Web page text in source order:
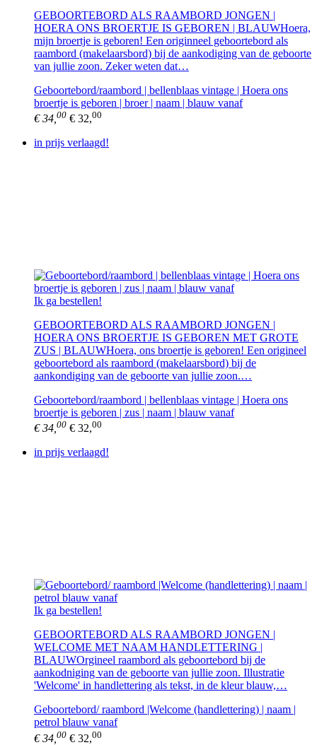
GEBOORTEBORD ALS RAAMBORD JONGEN |
HOERA ONS BROERTJE IS GEBOREN | BLAUWHoera,
mijn broertje is geboren! Een originneel geboortebord als
raambord (makelaarsbord) bij de aankodiging van de geboorte
van jullie zoon. Zeker weten dat…
Geboortebord/raambord | bellenblaas vintage | Hoera ons
broertje is geboren | broer | naam | blauw vanaf
€ 34, 00 € 32,00
in prijs verlaagd!
Ik ga bestellen!
GEBOORTEBORD ALS RAAMBORD JONGEN |
HOERA ONS BROERTJE IS GEBOREN MET GROTE
ZUS | BLAUWHoera, ons broertje is geboren! Een origineel
geboortebord als raambord (makelaarsbord) bij de
aankondiging van de geboorte van jullie zoon.…
Geboortebord/raambord | bellenblaas vintage | Hoera ons
broertje is geboren | zus | naam | blauw vanaf
€ 34, 00 € 32,00
in prijs verlaagd!
Ik ga bestellen!
GEBOORTEBORD ALS RAAMBORD JONGEN |
WELCOME MET NAAM HANDLETTERING |
BLAUWOrgineel raambord als geboortebord bij de
aankodniging van de geboorte van jullie zoon. Illustratie
'Welcome' in handlettering als tekst, in de kleur blauw,…
Geboortebord/ raambord |Welcome (handlettering) | naam |
petrol blauw vanaf
€ 34, 00 € 32,00